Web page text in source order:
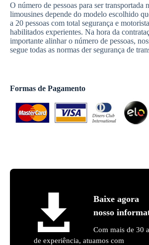
O número de pessoas para ser transportada
limousines depende do modelo escolhido
a 20 pessoas com total segurança e
habilitados experientes. Na hora da
importante alinhar o número de pessoas,
segue todas as normas der segurança de
Formas de Pagamento
Baixe agora
nosso
Com mais de 30
de experiência, atuamos com